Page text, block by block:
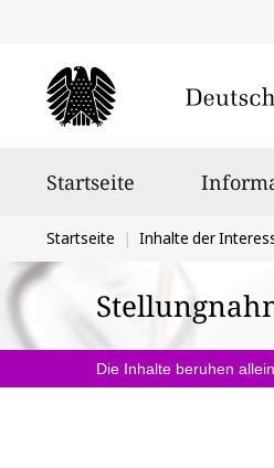
Startseite
Sie
befinden
sich
hier:
Startseite Inhalte der
Die Inhalte beruhen